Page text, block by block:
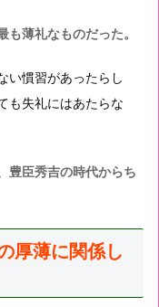
薄礼なものだった。
い慣習があったらし
も失礼にはあたらな
豊臣秀吉の時代からち
厚薄に関係し